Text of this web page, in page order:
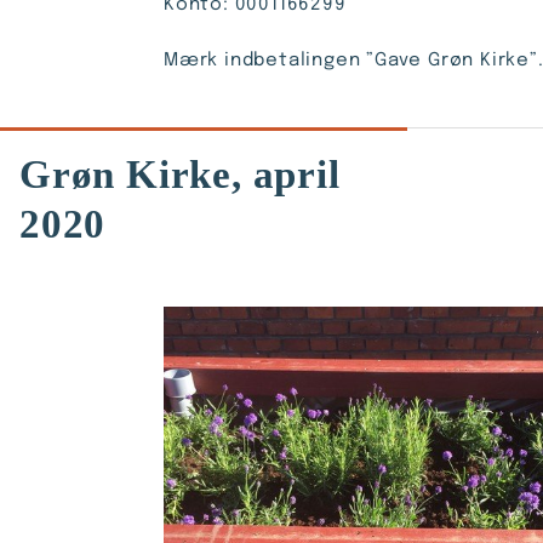
Konto: 0001166299
Mærk indbetalingen ”Gave Grøn Kirke”.
Grøn Kirke, april
2020